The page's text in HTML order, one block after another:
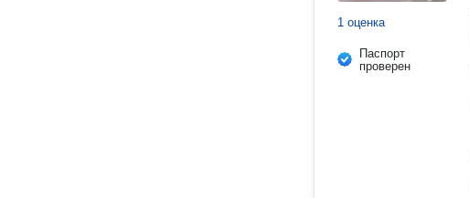
1 оценка
Паспорт
проверен